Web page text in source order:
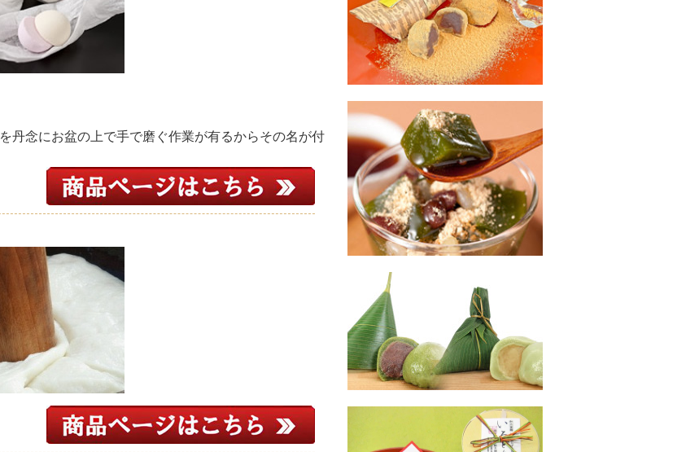
丹念にお盆の上で手で磨ぐ作業が有るからその名が付